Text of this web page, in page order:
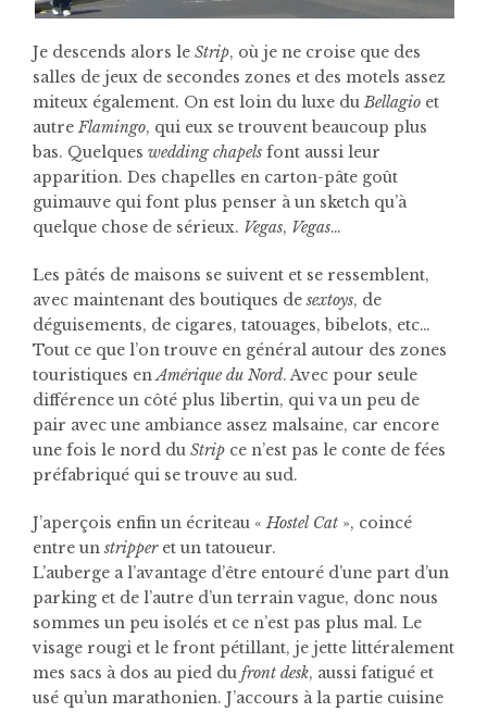
Je descends alors le Strip, où je ne croise que des
salles de jeux de secondes zones et des motels assez
miteux également. On est loin du luxe duBellagio et
autreFlamingo, qui eux se trouvent beaucoup plus
bas. Quelques wedding chapels font aussi leur
apparition. Des chapelles en carton-pâte goût
guimauve qui font plus penser à un sketch qu’à
quelque chose de sérieux. Vegas, Vegas…
Les pâtés de maisons se suivent et se ressemblent,
avec maintenant des boutiques de sextoys, de
déguisements, de cigares, tatouages, bibelots, etc…
Tout ce que l’on trouve en général autour des zones
touristiques enAmérique du Nord. Avec pour seule
différence un côté plus libertin, qui va un peu de
pair avec une ambiance assez malsaine, car encore
une fois le nord du Strip ce n’est pas le conte de fées
préfabriqué qui se trouve au sud.
J’aperçois enfin un écriteau «Hostel Cat », coincé
entre un stripperet un tatoueur.
L’auberge a l’avantage d’être entouré d’une part d’un
parking et de l’autre d’un terrain vague, donc nous
sommes un peu isolés et ce n’est pas plus mal. Le
visage rougi et le front pétillant, je jette littéralement
mes sacs à dos au pied du front desk, aussi fatigué et
usé qu’un marathonien. J’accours à la partie cuisine